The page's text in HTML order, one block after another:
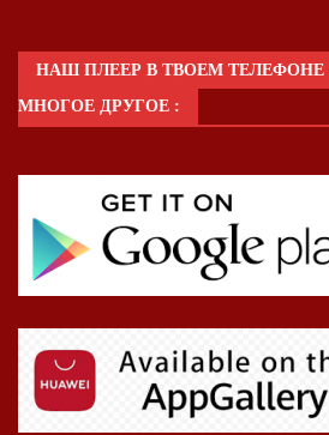
НАШ ПЛЕЕР В ТВОЕМ ТЕЛЕФОНЕ
МНОГОЕ ДРУГОЕ :